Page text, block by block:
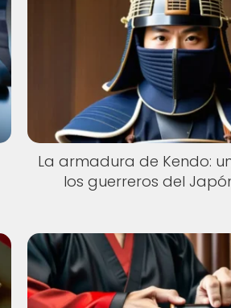
La armadura de Kendo:
los guerreros del